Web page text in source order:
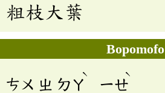
粗枝大葉
Bopomofo
ㄘㄨ ㄓ ㄉㄚ
ˋ
ㄧㄝ
ˋ